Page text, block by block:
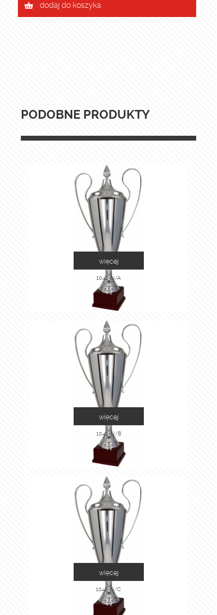
dodaj do koszyka
PODOBNE PRODUKTY
1042-N/A
więcej
1042-N/B
więcej
1042-N/C
więcej